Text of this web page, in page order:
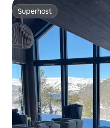
Superhost
Superhost